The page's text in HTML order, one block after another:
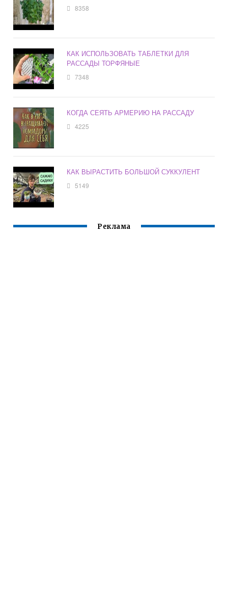
8358
КАК ИСПОЛЬЗОВАТЬ ТАБЛЕТКИ ДЛЯ
РАССАДЫ ТОРФЯНЫЕ
7348
КОГДА СЕЯТЬ АРМЕРИЮ НА РАССАДУ
4225
КАК ВЫРАСТИТЬ БОЛЬШОЙ СУККУЛЕНТ
5149
Реклама